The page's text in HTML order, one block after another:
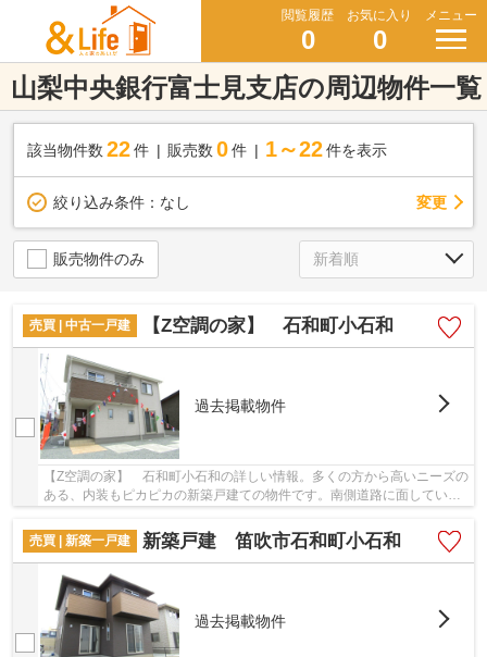
閲覧履歴
0
お気に入り
0
メニュー
山梨中央銀行富士見支店の周辺物件一覧
該当物件数 22件 販売数 0 件 1～22 件を表示
絞り込み条件： なし 変更
販売物件のみ
売買 | 中古一戸建 【Z空調の家】 石和町小石和
過去掲載物件
【Z空調の家】 石和町小石和の詳しい情報。多くの方から高いニーズの
ある、内装もピカピカの新築戸建ての物件です。南側道路に面している
売買 | 新築一戸建
新築戸建 笛吹市石和町小石和
過去掲載物件